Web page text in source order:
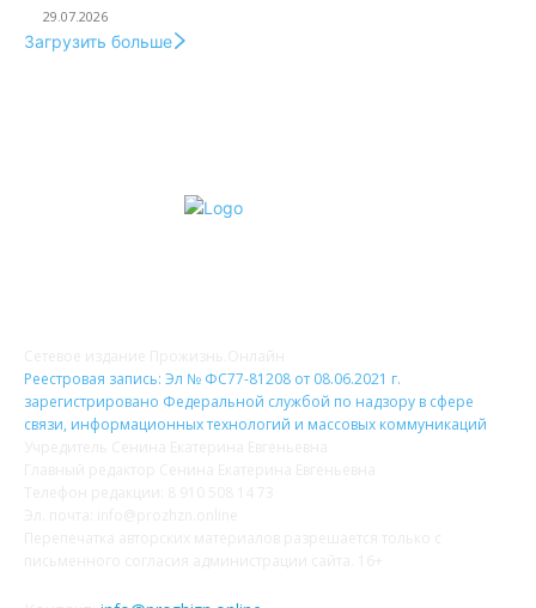
29.07.2026
Загрузить больше
Реестровая запись: Эл № ФС77-81208 от 08.06.2021 г.
зарегистрировано Федеральной службой по надзору в сфере
связи, информационных технологий и массовых коммуникаций